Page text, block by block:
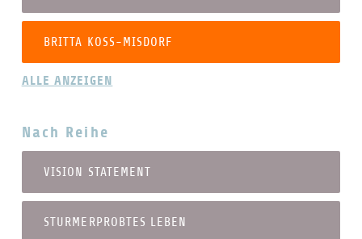
BRITTA KOSS-MISDORF
ALLE ANZEIGEN
Nach Reihe
VISION STATEMENT
STURMERPROBTES LEBEN